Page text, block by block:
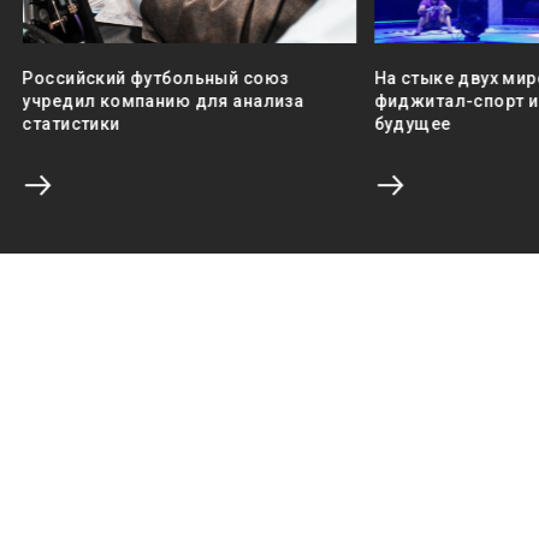
Российский футбольный союз
учредил компанию для анализа
статистики
На стыке двух
фиджитал-спорт
будущее